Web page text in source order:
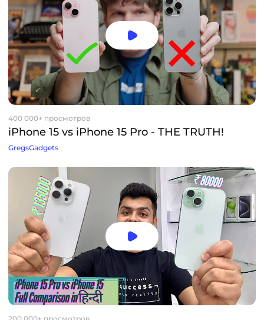
400 000+ просмотров
iPhone 15 vs iPhone 15 Pro - THE TRUTH!
GregsGadgets